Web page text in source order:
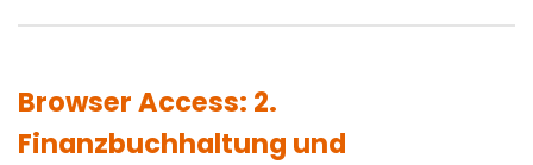
Browser Access: 2.
Finanzbuchhaltung und